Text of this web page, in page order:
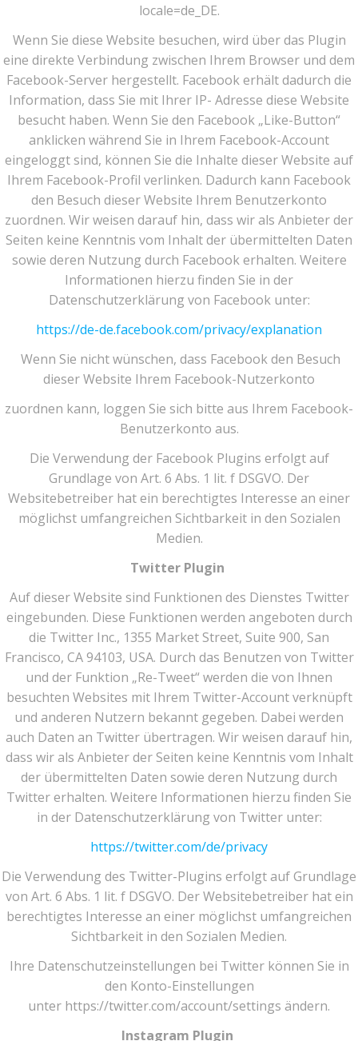
locale=de_DE.
Wenn Sie diese Website besuchen, wird über das Plugin
eine direkte Verbindung zwischen Ihrem Browser und dem
Facebook-Server hergestellt. Facebook erhält dadurch die
Information, dass Sie mit Ihrer IP- Adresse diese Website
besucht haben. Wenn Sie den Facebook „Like-Button“
anklicken während Sie in Ihrem Facebook-Account
eingeloggt sind, können Sie die Inhalte dieser Website auf
Ihrem Facebook-Profil verlinken. Dadurch kann Facebook
den Besuch dieser Website Ihrem Benutzerkonto
zuordnen. Wir weisen darauf hin, dass wir als Anbieter der
Seiten keine Kenntnis vom Inhalt der übermittelten Daten
sowie deren Nutzung durch Facebook erhalten. Weitere
Informationen hierzu finden Sie in der
Datenschutzerklärung von Facebook unter:
https://de-de.facebook.com/privacy/explanation
Wenn Sie nicht wünschen, dass Facebook den Besuch
dieser Website Ihrem Facebook-Nutzerkonto
zuordnen kann, loggen Sie sich bitte aus Ihrem Facebook-
Benutzerkonto aus.
Die Verwendung der Facebook Plugins erfolgt auf
Grundlage von Art. 6 Abs. 1 lit. f DSGVO. Der
Websitebetreiber hat ein berechtigtes Interesse an einer
möglichst umfangreichen Sichtbarkeit in den Sozialen
Medien.
Twitter Plugin
Auf dieser Website sind Funktionen des Dienstes Twitter
eingebunden. Diese Funktionen werden angeboten durch
die Twitter Inc., 1355 Market Street, Suite 900, San
Francisco, CA 94103, USA. Durch das Benutzen von Twitter
und der Funktion „Re-Tweet“ werden die von Ihnen
besuchten Websites mit Ihrem Twitter-Account verknüpft
und anderen Nutzern bekannt gegeben. Dabei werden
auch Daten an Twitter übertragen. Wir weisen darauf hin,
dass wir als Anbieter der Seiten keine Kenntnis vom Inhalt
der übermittelten Daten sowie deren Nutzung durch
Twitter erhalten. Weitere Informationen hierzu finden Sie
in der Datenschutzerklärung von Twitter unter:
https://twitter.com/de/privacy
Die Verwendung des Twitter-Plugins erfolgt auf Grundlage
von Art. 6 Abs. 1 lit. f DSGVO. Der Websitebetreiber hat ein
berechtigtes Interesse an einer möglichst umfangreichen
Sichtbarkeit in den Sozialen Medien.
Ihre Datenschutzeinstellungen bei Twitter können Sie in
den Konto-Einstellungen
unter https://twitter.com/account/settings ändern.
Instagram Plugin